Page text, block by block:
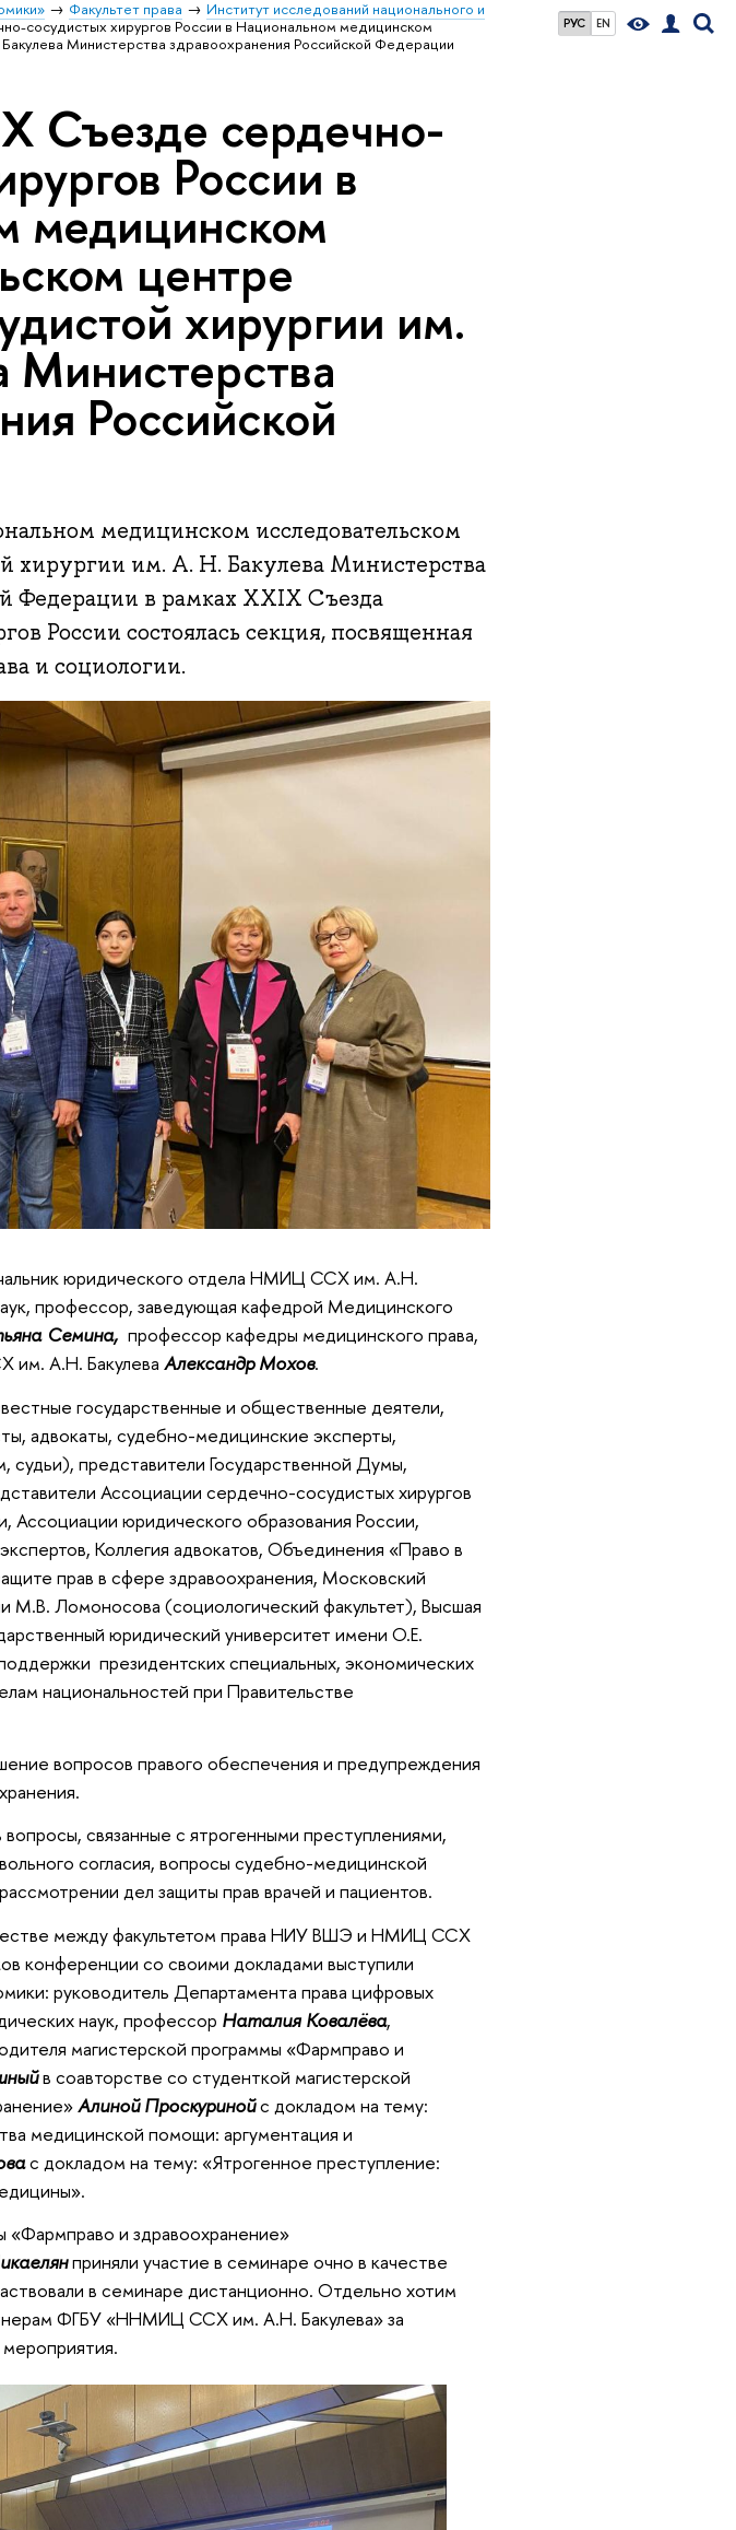
РУС EN
Факультет права
Институт исследований национального и
сосудистых хирургов России в Национальном медицинском
Министерства здравоохранения Российской Федерации
Съезде сердечно-
России в
медицинском
центре
хирургии им.
Министерства
Российской
медицинском исследовательском
хирургии им. А. Н. Бакулева Министерства
Федерации в рамках XXIX Съезда
России состоялась секция, посвященная
и социологии.
юридического отдела НМИЦ ССХ им. А.Н.
профессор, заведующая кафедрой Медицинского
Семина, профессор кафедры медицинского права,
А.Н. Бакулева Александр Мохов.
государственные и общественные деятели,
адвокаты, судебно-медицинские эксперты,
представители Государственной Думы,
Ассоциации сердечно-сосудистых хирургов
Ассоциации юридического образования России,
Коллегия адвокатов, Объединения «Право в
прав в сфере здравоохранения, Московский
М.В. Ломоносова (социологический факультет), Высшая
юридический университет имени О.Е.
президентских специальных, экономических
национальностей при Правительстве
вопросов правого обеспечения и предупреждения
связанные с ятрогенными преступлениями,
согласия, вопросы судебно-медицинской
дел защиты прав врачей и пациентов.
между факультетом права НИУ ВШЭ и НМИЦ ССХ
конференции со своими докладами выступили
руководитель Департамента права цифровых
наук, профессор Наталия Ковалёва,
магистерской программы «Фармправо и
в соавторстве со студенткой магистерской
Алиной Проскуринойс докладом на тему:
медицинской помощи: аргументация и
с докладом на тему: «Ятрогенное преступление:
и здравоохранение»
приняли участие в семинаре очно в качестве
в семинаре дистанционно. Отдельно хотим
ФГБУ «ННМИЦ ССХ им. А.Н. Бакулева» за